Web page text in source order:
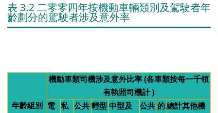
表 3.2 二零零四年按機動車輛類別及駕駛者年
齡劃分的駕駛者涉及意外率
年齡組別
機動車類司機涉及意外比率 (各車類按每一千領
有執照司機計 )
電 私 公共輕型 中型及
公共 的總計其他機